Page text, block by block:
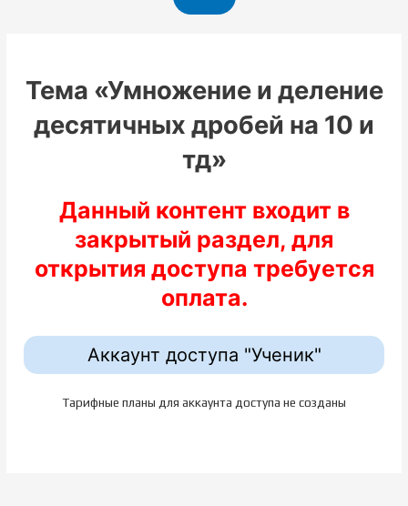
Тема «Умножение и деление
десятичных дробей на 10 и
тд»
Данный контент входит в
закрытый раздел, для
открытия доступа требуется
оплата.
Аккаунт доступа "Ученик"
Тарифные планы для аккаунта доступа не созданы